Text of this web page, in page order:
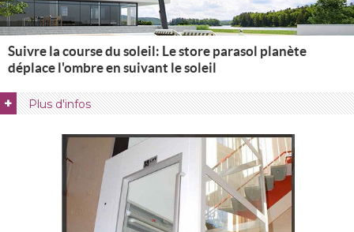
Suivre la course du soleil: Le store parasol planète
déplace l'ombre en suivant le soleil
+ Plus d'infos